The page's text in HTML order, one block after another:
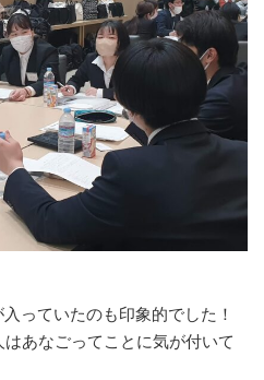
っていたのも印象的でした！
あなごってことに気が付いて